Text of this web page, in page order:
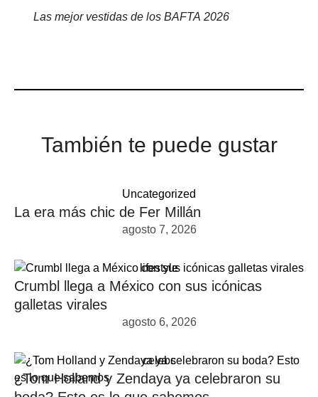
Las mejor vestidas de los BAFTA 2026
También te puede gustar
Uncategorized
La era más chic de Fer Millán
agosto 7, 2026
lifestyle
Crumbl llega a México con sus icónicas
galletas virales
agosto 6, 2026
celebs
¿Tom Holland y Zendaya ya celebraron su